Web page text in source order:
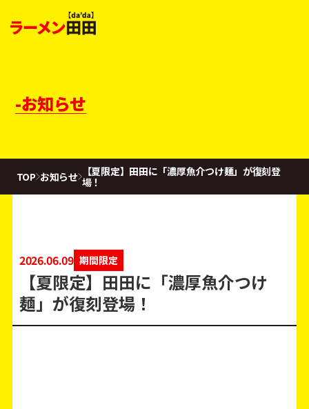
-お知らせ
TOP お知らせ
【夏限定】田田に「濃厚魚介つけ麺」が復刻登
場！
2026.06.09 期間限定
【夏限定】田田に「濃厚魚介つけ
麺」が復刻登場！